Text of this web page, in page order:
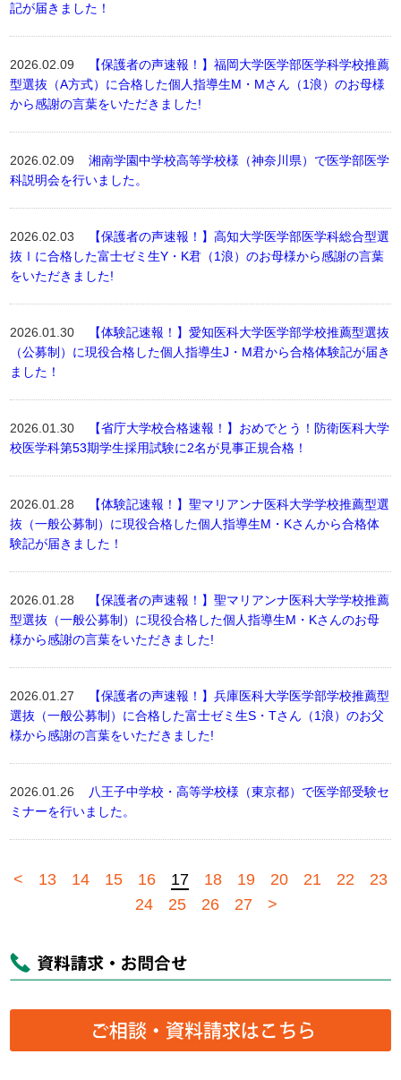
記が届きました！
2026.02.09
【保護者の声速報！】福岡大学医学部医学科学校推薦
型選抜（A方式）に合格した個人指導生M・Mさん（1浪）のお母様
から感謝の言葉をいただきました!
2026.02.09湘南学園中学校高等学校様（神奈川県）で医学部医学
科説明会を行いました。
2026.02.03
【保護者の声速報！】高知大学医学部医学科総合型選
抜Ⅰに合格した富士ゼミ生Y・K君（1浪）のお母様から感謝の言葉
をいただきました!
2026.01.30
【体験記速報！】愛知医科大学医学部学校推薦型選抜
（公募制）に現役合格した個人指導生J・M君から合格体験記が届き
ました！
2026.01.30
【省庁大学校合格速報！】おめでとう！防衛医科大学
校医学科第53期学生採用試験に2名が見事正規合格！
2026.01.28
【体験記速報！】聖マリアンナ医科大学学校推薦型選
抜（一般公募制）に現役合格した個人指導生M・Kさんから合格体
験記が届きました！
2026.01.28
【保護者の声速報！】聖マリアンナ医科大学学校推薦
型選抜（一般公募制）に現役合格した個人指導生M・Kさんのお母
様から感謝の言葉をいただきました!
2026.01.27
【保護者の声速報！】兵庫医科大学医学部学校推薦型
選抜（一般公募制）に合格した富士ゼミ生S・Tさん（1浪）のお父
様から感謝の言葉をいただきました!
2026.01.26
八王子中学校・高等学校様（東京都）で医学部受験セ
ミナーを行いました。
< 13 14 15 16 17 18 19 20 21 22
23
24
25 26 27 >